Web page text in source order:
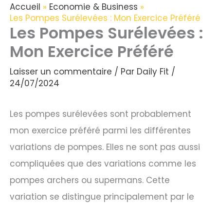
Accueil
Economie & Business
Les Pompes Surélevées : Mon Exercice Préféré
Les Pompes Surélevées :
Mon Exercice Préféré
Laisser un commentaire / Par Daily Fit /
24/07/2024
Les pompes surélevées sont probablement
mon exercice préféré parmi les différentes
variations de pompes. Elles ne sont pas aussi
compliquées que des variations comme les
pompes archers ou supermans. Cette
variation se distingue principalement par le